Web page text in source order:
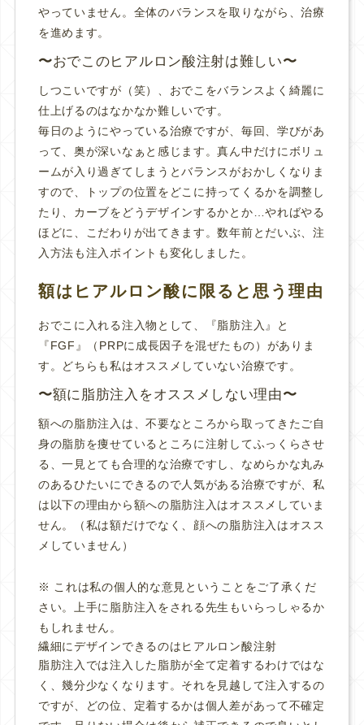
やっていません。全体のバランスを取りながら、治療
を進めます。
おでこのヒアルロン酸注射は難しい
しつこいですが（笑）、おでこをバランスよく綺麗に
仕上げるのはなかなか難しいです。
毎日のようにやっている治療ですが、毎回、学びがあ
って、奥が深いなぁと感じます。真ん中だけにボリュ
ームが入り過ぎてしまうとバランスがおかしくなりま
すので、トップの位置をどこに持ってくるかを調整し
たり、カーブをどうデザインするかとか…やればやる
ほどに、こだわりが出てきます。数年前とだいぶ、注
入方法も注入ポイントも変化しました。
額はヒアルロン酸に限ると思う理由
おでこに入れる注入物として、『脂肪注入』と
『FGF』（PRPに成長因子を混ぜたもの）がありま
す。どちらも私はオススメしていない治療です。
額に脂肪注入をオススメしない理由
額への脂肪注入は、不要なところから取ってきたご自
身の脂肪を痩せているところに注射してふっくらさせ
る、一見とても合理的な治療ですし、なめらかな丸み
のあるひたいにできるので人気がある治療ですが、私
は以下の理由から額への脂肪注入はオススメしていま
せん。（私は額だけでなく、顔への脂肪注入はオスス
メしていません）
※ これは私の個人的な意見ということをご了承くだ
さい。上手に脂肪注入をされる先生もいらっしゃるか
もしれません。
繊細にデザインできるのはヒアルロン酸注射
脂肪注入では注入した脂肪が全て定着するわけではな
く、幾分少なくなります。それを見越して注入するの
ですが、どの位、定着するかは個人差があって不確定